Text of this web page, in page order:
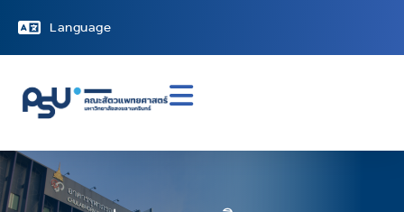
Language